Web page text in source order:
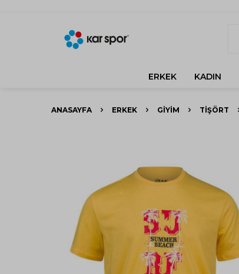
ERKEK KADIN
ANASAYFA ERKEK GIYIM TIŞÖRT